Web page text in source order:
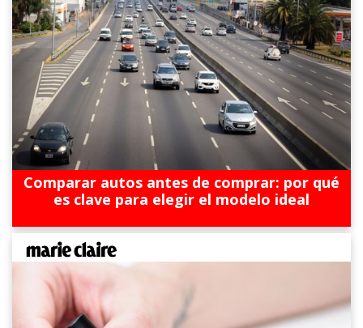
Comparar autos antes de comprar: por qué
es clave para elegir el modelo ideal